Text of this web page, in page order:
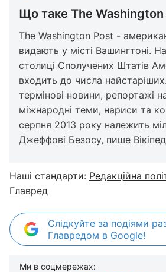
Що таке The Washington
The Washington Post -
видають у місті Вашингтоні.
столиці Сполучених Штатів
входить до числа
термінові новини, репортажі
міжнародні теми, нариси та
серпня 2013 року належить
Джеффові Безосу, пише
Наші стандарти: Редакційна
Главред
Слідкуйте за подіями
Главредом в Google!
Ми в соцмережах: